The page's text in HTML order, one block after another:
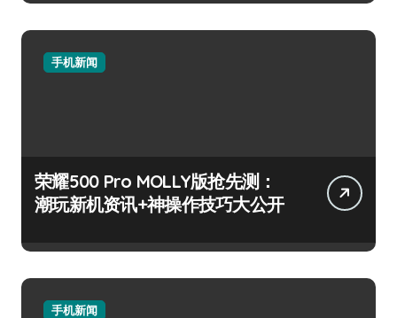
手机新闻
荣耀500 Pro MOLLY版抢先测：
潮玩新机资讯+神操作技巧大公开
手机新闻